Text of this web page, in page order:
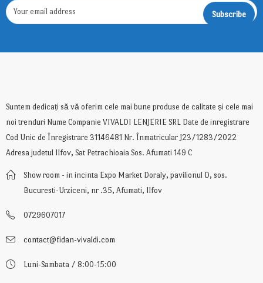
Suntem dedicați să vă oferim cele mai bune produse de calitate și cele mai
noi trenduri Nume Companie VIVALDI LENJERIE SRL Date de inregistrare
Cod Unic de Înregistrare 31146481 Nr. Înmatricular J23/1283/2022
Adresa judetul Ilfov, Sat Petrachioaia Sos. Afumati 149 C
Show room - in incinta Expo Market Doraly, pavilionul D, sos.
Bucuresti-Urziceni, nr .35, Afumati, Ilfov
0729607017
contact@fidan-vivaldi.com
Luni-Sambata / 8:00-15:00